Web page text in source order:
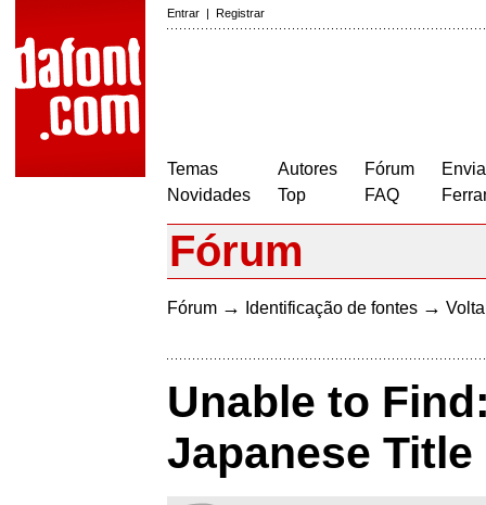
Entrar | Registrar
Temas
Novidades
Autores
Top
Fórum
FAQ
Fórum
Fórum → Identificação de fontes →
Unable to
Japanese Title